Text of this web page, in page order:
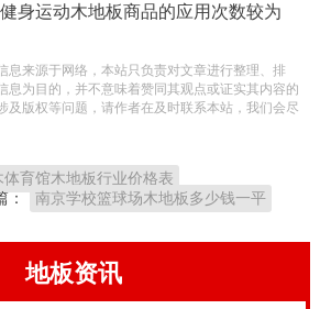
身运动木地板商品的应用次数较为
地板商品及其增加健身运动木地板
当特别注意对健身运动木地板商品
拼装地板铺材，实际来剖析，是由
，只需保养恰当，实木板拼装地板的
息来源于网络，本站只负责对文章进行整理、排
息为目的，并不意味着赞同其观点或证实其内容的
及版权等问题，请作者在及时联系本站，我们会尽
体育馆木地板行业价格表
：
南京学校篮球场木地板多少钱一平
地板资讯